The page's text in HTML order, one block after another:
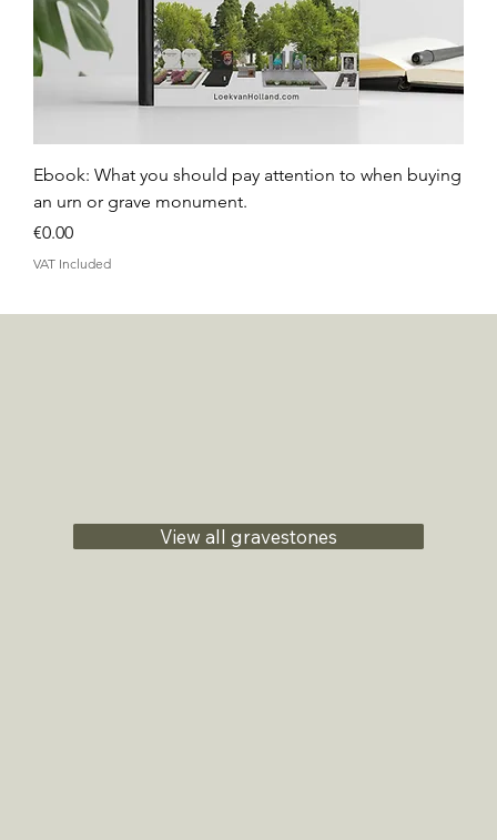
Ebook: What you should pay attention to when buying
an urn or grave monument.
Price
€0.00
VAT Included
View all gravestones